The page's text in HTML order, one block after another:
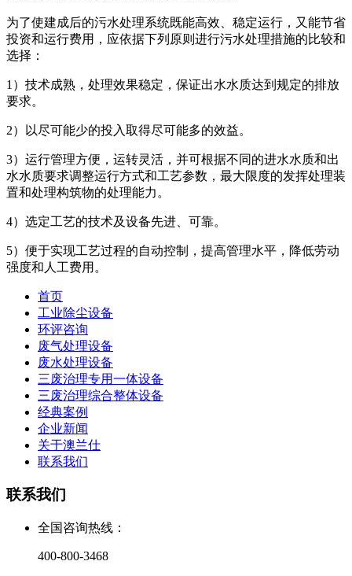
为了使建成后的污水处理系统既能高效、稳定运行，又能节省
投资和运行费用，应依据下列原则进行污水处理措施的比较和
选择：
1）技术成熟，处理效果稳定，保证出水水质达到规定的排放
要求。
2）以尽可能少的投入取得尽可能多的效益。
3）运行管理方便，运转灵活，并可根据不同的进水水质和出
水水质要求调整运行方式和工艺参数，最大限度的发挥处理装
置和处理构筑物的处理能力。
4）选定工艺的技术及设备先进、可靠。
5）便于实现工艺过程的自动控制，提高管理水平，降低劳动
强度和人工费用。
首页
工业除尘设备
环评咨询
废气处理设备
废水处理设备
三废治理专用一体设备
三废治理综合整体设备
经典案例
企业新闻
关于澳兰仕
联系我们
联系我们
全国咨询热线：
400-800-3468